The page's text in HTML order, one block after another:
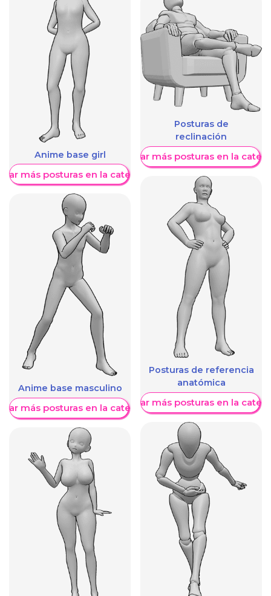
Anime base girl
más posturas en la categoría
Anime base masculino
más posturas en la categoría
Posturas de
reclinación
Mostrar más posturas en la
Posturas de referencia
anatómica
Mostrar más posturas en la